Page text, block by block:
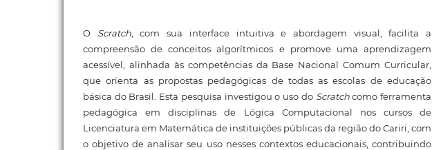
O Scratch, com sua interface intuitiva e abordagem visual, facilita a
compreensão de conceitos algorítmicos e promove uma aprendizagem
acessível, alinhada às competências da Base Nacional Comum Curricular,
que orienta as propostas pedagógicas de todas as escolas de educação
básica do Brasil. Esta pesquisa investigou o uso do Scratchcomo ferramenta
pedagógica em disciplinas de Lógica Computacional nos cursos de
Licenciatura em Matemática de instituições públicas da região do Cariri, com
o objetivo de analisar seu uso nesses contextos educacionais, contribuindo